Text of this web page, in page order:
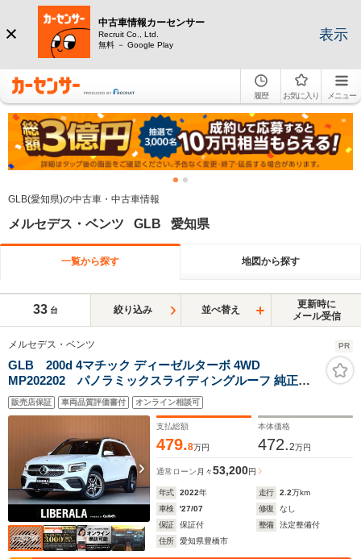
中古車情報カーセンサー
Recruit Co., Ltd.
無料 － Google Play
表示
履歴 お気に入り メニュー
GLB(愛知県)の中古車・中古車情報
メルセデス・ベンツ GLB 愛知県
一覧から探す 地図から探す
33 台 絞り込み 並べ替え
更新時に
メール受信
メルセデス・ベンツ PR
GLB 200d 4マチック ディーゼルターボ 4WD
MP202202 パノラミックスライディングルーフ 純正ナ
ビ フルセグTV Bluetooth 360度カメラ ハーフレザー シー
トヒーター ACC レーンキープアシスト ブラインドスポ
ット パワーバックドア ルーフレール 純正19インチAW
販売店保証 車両品質評価書付 オンライン相談可
支払総額
479.8万円
本体価格
472.2万円
通常ローン 月々53,200円
年式 2022年 走行 2.2万km
車検
'27/07 修復
なし
保証
保証付 整備
法定整備付
住所
愛知県豊橋市